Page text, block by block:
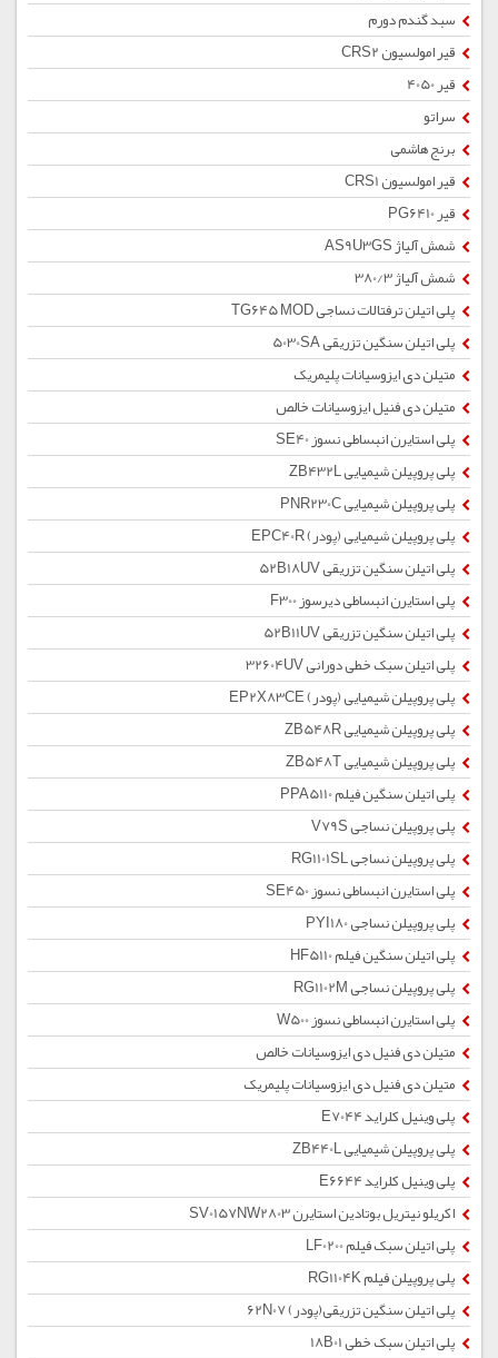
سبد گندم دورم
قیر امولسیون CRS2
قیر 4050
سراتو
برنج هاشمی
قیر امولسیون CRS1
قیر PG6410
شمش آلیاژ AS9U3GS
شمش آلیاژ 380/3
پلی اتیلن ترفتالات نساجی TG645 MOD
پلی اتیلن سنگین تزریقی 5030SA
متیلن دی ایزوسیانات پلیمریک
متیلن دی فنیل ایزوسیانات خالص
پلی استایرن انبساطی نسوز SE40
پلی پروپیلن شیمیایی ZB432L
پلی پروپیلن شیمیایی PNR230C
پلی پروپیلن شیمیایی (پودر) EPC40R
پلی اتیلن سنگین تزریقی 52B18UV
پلی استایرن انبساطی دیرسوز F300
پلی اتیلن سنگین تزریقی 52B11UV
پلی اتیلن سبک خطی دورانی 32604UV
پلی پروپیلن شیمیایی (پودر) EP2X83CE
پلی پروپیلن شیمیایی ZB548R
پلی پروپیلن شیمیایی ZB548T
پلی اتیلن سنگین فیلم PPA5110
پلی پروپیلن نساجی V79S
پلی پروپیلن نساجی RG1101SL
پلی استایرن انبساطی نسوز SE450
پلی پروپیلن نساجی PYI180
پلی اتیلن سنگین فیلم HF5110
پلی پروپیلن نساجی RG1102M
پلی استایرن انبساطی نسوز W500
متیلن دی فنیل دی ایزوسیانات خالص
متیلن دی فنیل دی ایزوسیانات پلیمریک
پلی وینیل کلراید E7044
پلی پروپیلن شیمیایی ZB440L
پلی وینیل کلراید E6644
اکریلو نیتریل بوتادین استایرن SV0157NW2803
پلی اتیلن سبک فیلم LF0200
پلی پروپیلن فیلم RG1104K
پلی اتیلن سنگین تزریقی(پودر) 62N07
پلی اتیلن سبک خطی 18B01